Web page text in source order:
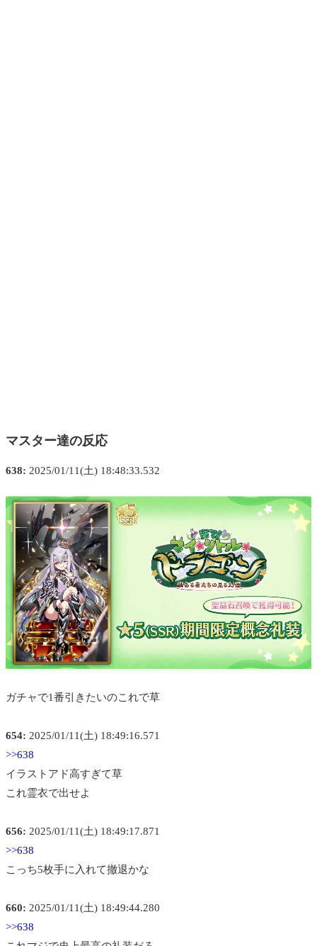
マスター達の反応
638: 2025/01/11(土) 18:48:33.532
ガチャで1番引きたいのこれで草
654: 2025/01/11(土) 18:49:16.571
>>638
イラストアド高すぎて草
これ霊衣で出せよ
656: 2025/01/11(土) 18:49:17.871
>>638
こっち5枚手に入れて撤退かな
660: 2025/01/11(土) 18:49:44.280
>>638